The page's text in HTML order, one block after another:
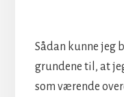
Sådan kunne jeg
grundene til, at
som værende